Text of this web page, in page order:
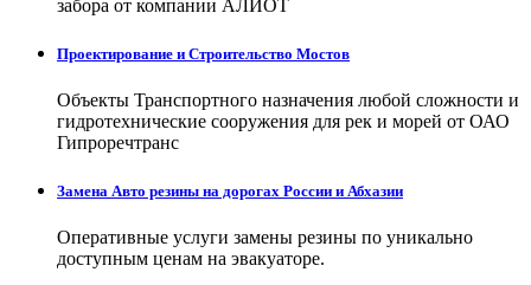
забора от компании АЛИОТ
Проектирование и Строительство Мостов
Объекты Транспортного назначения любой сложности и
гидротехнические сооружения для рек и морей от ОАО
Гипроречтранс
Замена Авто резины на дорогах России и Абхазии
Оперативные услуги замены резины по уникально
доступным ценам на эвакуаторе.